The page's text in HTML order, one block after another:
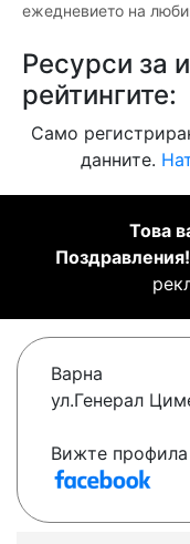
ежедневието на
Ресурси за
рейтингите:
Само
данните.
Това
Поздравления!
Варна
ул.Генерал
Вижте